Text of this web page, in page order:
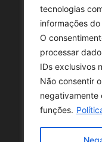
tecnologias
informações
O
processar
IDs exclusivos
Não consentir
negativamente
funções.